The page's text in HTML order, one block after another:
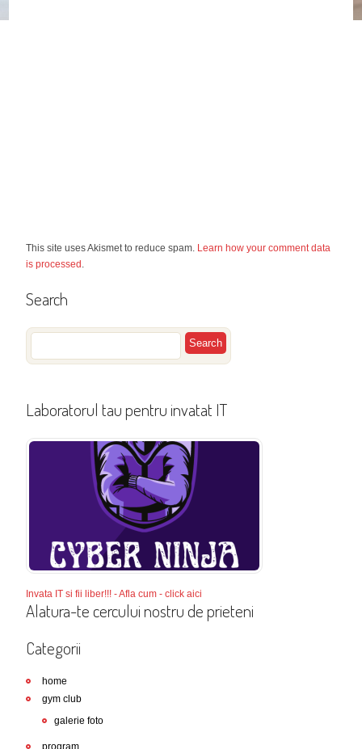
This site uses Akismet to reduce spam. Learn how your comment data
is processed .
Search
Laboratorul tau pentru invatat IT
Invata IT si fii liber!!! - Afla cum - click aici
Alatura-te cercului nostru de prieteni
Categorii
home
gym club
galerie foto
program